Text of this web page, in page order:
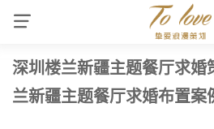
深圳楼兰新疆主题餐厅求婚
兰新疆主题餐厅求婚布置案